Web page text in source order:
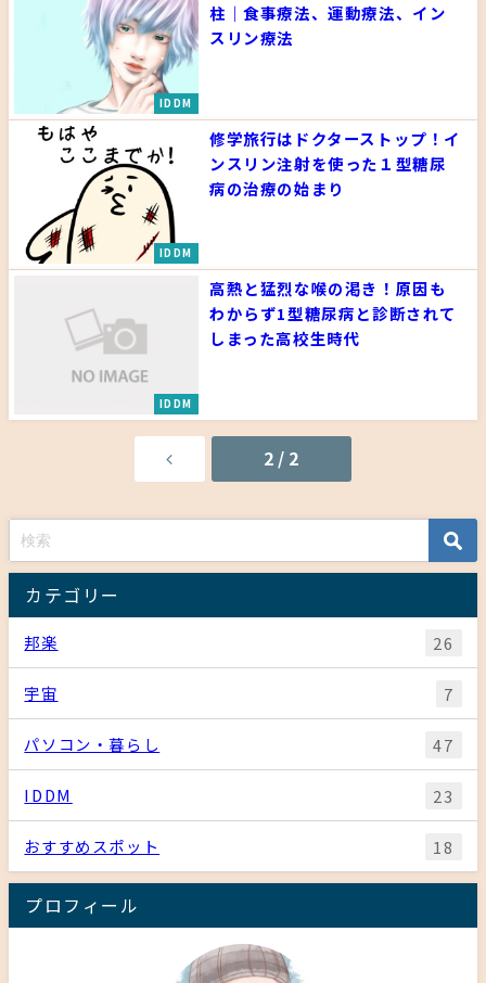
IDDM
柱｜食事療法、運動療法、イン
スリン療法
IDDM
修学旅行はドクターストップ！イ
ンスリン注射を使った１型糖尿
病の治療の始まり
IDDM
高熱と猛烈な喉の渇き！原因も
わからず1型糖尿病と診断されて
しまった高校生時代
2 / 2
カテゴリー
邦楽 26
宇宙 7
パソコン・暮らし 47
IDDM 23
おすすめスポット 18
プロフィール